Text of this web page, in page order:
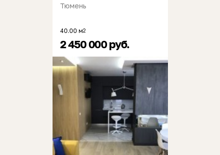
Тюмень
40.00 м2
2 450 000 руб.